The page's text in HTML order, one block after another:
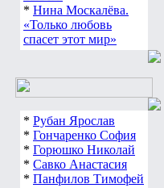
* Нина Москалёва.
«Только любовь
спасет этот мир»
* Рубан Ярослав
* Гончаренко София
* Горюшко Николай
* Савко Анастасия
* Панфилов Тимофей